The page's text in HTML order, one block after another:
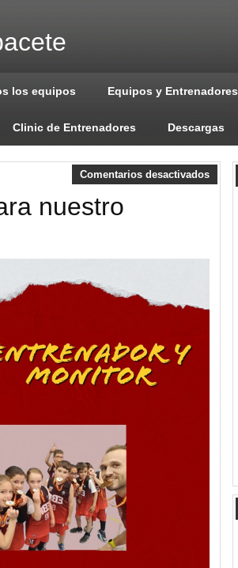
los equipos Equipos y Entrenadores
Clinic de Entrenadores Descargas
Comentarios desactivados
nuestro